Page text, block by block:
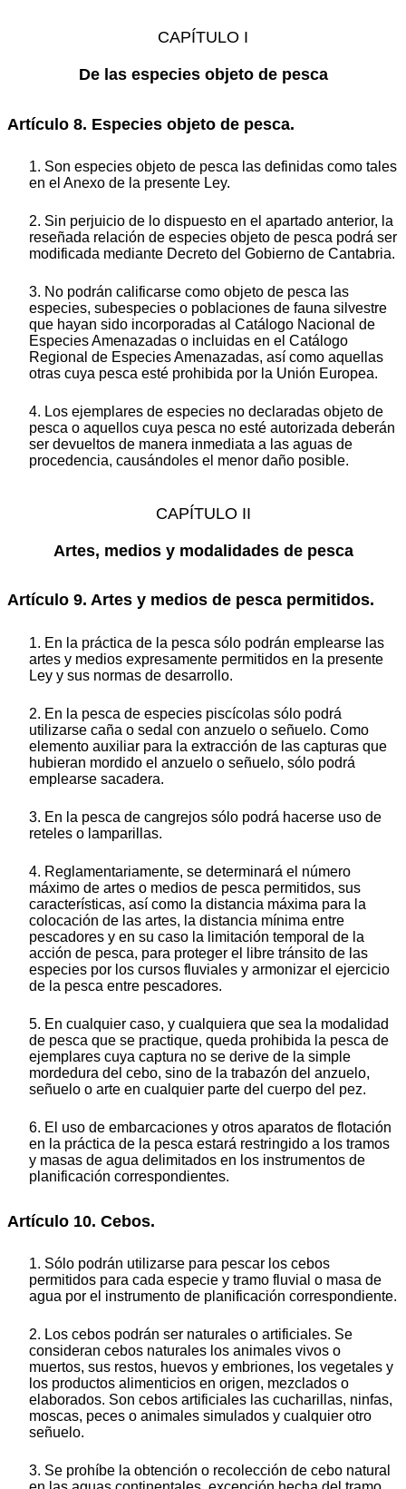
CAPÍTULO I
De las especies objeto de pesca
Artículo 8. Especies objeto de pesca.
1. Son especies objeto de pesca las definidas como tales
en el Anexo de la presente Ley.
2. Sin perjuicio de lo dispuesto en el apartado anterior, la
reseñada relación de especies objeto de pesca podrá ser
modificada mediante Decreto del Gobierno de Cantabria.
3. No podrán calificarse como objeto de pesca las
especies, subespecies o poblaciones de fauna silvestre
que hayan sido incorporadas al Catálogo Nacional de
Especies Amenazadas o incluidas en el Catálogo
Regional de Especies Amenazadas, así como aquellas
otras cuya pesca esté prohibida por la Unión Europea.
4. Los ejemplares de especies no declaradas objeto de
pesca o aquellos cuya pesca no esté autorizada deberán
ser devueltos de manera inmediata a las aguas de
procedencia, causándoles el menor daño posible.
CAPÍTULO II
Artes, medios y modalidades de pesca
Artículo 9. Artes y medios de pesca permitidos.
1. En la práctica de la pesca sólo podrán emplearse las
artes y medios expresamente permitidos en la presente
Ley y sus normas de desarrollo.
2. En la pesca de especies piscícolas sólo podrá
utilizarse caña o sedal con anzuelo o señuelo. Como
elemento auxiliar para la extracción de las capturas que
hubieran mordido el anzuelo o señuelo, sólo podrá
emplearse sacadera.
3. En la pesca de cangrejos sólo podrá hacerse uso de
reteles o lamparillas.
4. Reglamentariamente, se determinará el número
máximo de artes o medios de pesca permitidos, sus
características, así como la distancia máxima para la
colocación de las artes, la distancia mínima entre
pescadores y en su caso la limitación temporal de la
acción de pesca, para proteger el libre tránsito de las
especies por los cursos fluviales y armonizar el ejercicio
de la pesca entre pescadores.
5. En cualquier caso, y cualquiera que sea la modalidad
de pesca que se practique, queda prohibida la pesca de
ejemplares cuya captura no se derive de la simple
mordedura del cebo, sino de la trabazón del anzuelo,
señuelo o arte en cualquier parte del cuerpo del pez.
6. El uso de embarcaciones y otros aparatos de flotación
en la práctica de la pesca estará restringido a los tramos
y masas de agua delimitados en los instrumentos de
planificación correspondientes.
Artículo 10. Cebos.
1. Sólo podrán utilizarse para pescar los cebos
permitidos para cada especie y tramo fluvial o masa de
agua por el instrumento de planificación correspondiente.
2. Los cebos podrán ser naturales o artificiales. Se
consideran cebos naturales los animales vivos o
muertos, sus restos, huevos y embriones, los vegetales y
los productos alimenticios en origen, mezclados o
elaborados. Son cebos artificiales las cucharillas, ninfas,
moscas, peces o animales simulados y cualquier otro
señuelo.
3. Se prohíbe la obtención o recolección de cebo natural